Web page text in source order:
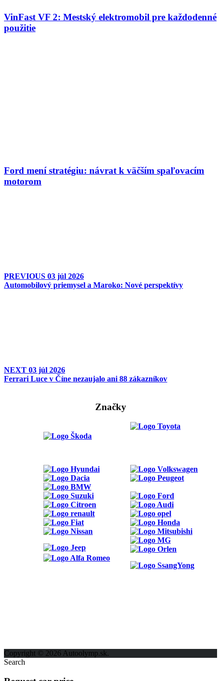
VinFast VF 2: Mestský elektromobil pre každodenné
použitie
Ford mení stratégiu: návrat k väčším spaľovacím
motorom
PREVIOUS 03 júl 2026
Automobilový priemysel a Maroko: Nové perspektívy
NEXT 03 júl 2026
Ferrari Luce v Číne nezaujalo ani 88 zákazníkov
Značky
Copyright © 2026 Autoolymp.sk.
Search